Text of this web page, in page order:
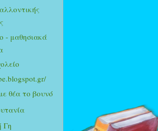
- μαθησιακά
θέα το βουνό
Γη